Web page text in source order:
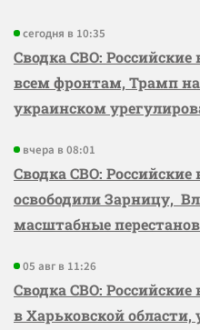
сегодня в 10:35
Сводка СВО:
всем фронтам, Трамп
украинском
вчера в 08:01
Сводка СВО:
освободили Зарницу,
масштабные
05 авг в 11:26
Сводка СВО:
в Харьковской области,